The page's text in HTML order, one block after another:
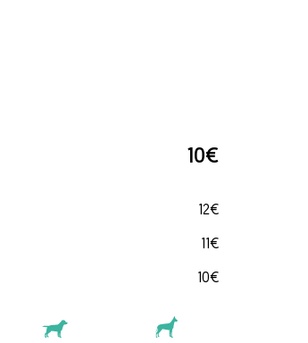
10€
12€
11€
10€